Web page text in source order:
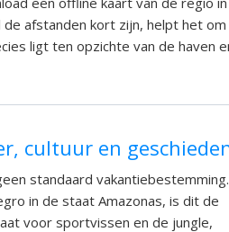
de afstanden kort zijn, helpt het
ligt ten opzichte van de haven
cultuur en
standaard vakantiebestemming.
in de staat Amazonas, is dit de
voor sportvissen en de jungle,